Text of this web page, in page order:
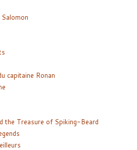
capitaine Ronan
the Treasure of Spiking-Beard